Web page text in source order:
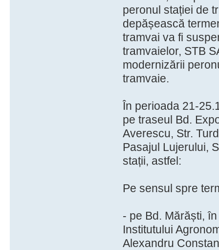
peronul stației de
depășească
tramvai va fi
tramvaielor, STB
modernizării
tramvaie.
În perioada 21-
pe traseul Bd.
Averescu, Str.
Pasajul Lujerului,
stații, astfel:
Pe sensul spre
- pe Bd. Mărăști,
Institutului
Alexandru